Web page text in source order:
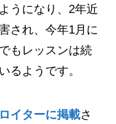
うになり、2年近
され、今年1月に
もレッスンは続
るようです。
イターに掲載さ